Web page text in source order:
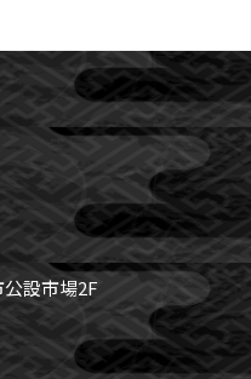
設市場2F